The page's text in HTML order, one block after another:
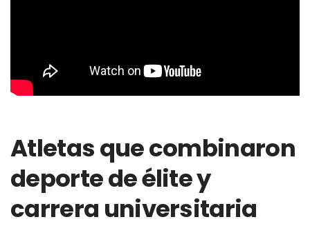
Atletas que combinaron
deporte de élite y
carrera universitaria